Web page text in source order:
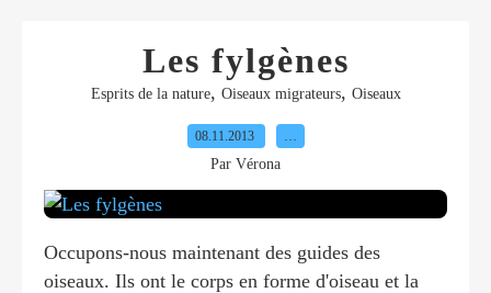
Les fylgènes
Esprits de la nature, Oiseaux migrateurs, Oiseaux
08.11.2013 …
Par Vérona
Occupons-nous maintenant des guides des
oiseaux. Ils ont le corps en forme d'oiseau et la